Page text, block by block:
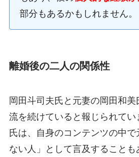
部分もあるかもしれません。
離婚後の二人の関係性
岡田斗司夫氏と元妻の岡田和
流を続けていると報じられてい
氏は、自身のコンテンツの中で
ない人」として言及すること